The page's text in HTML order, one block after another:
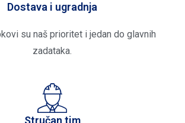
Dostava i ugradnja
su naš prioritet i jedan do glavnih
zadataka.​
Stručan tim